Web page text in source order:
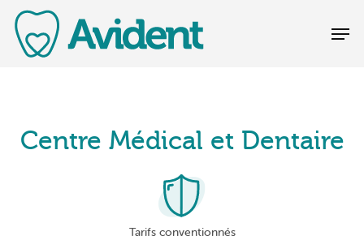
Centre Médical et Dentaire
Tarifs conventionnés